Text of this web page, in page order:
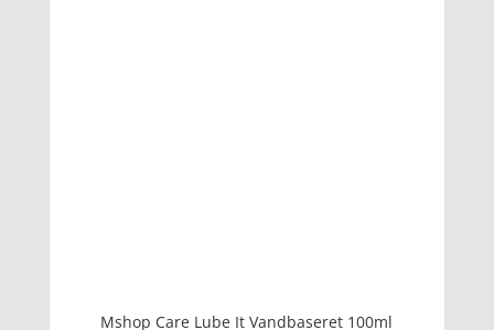
Mshop Care Lube It Vandbaseret 100ml